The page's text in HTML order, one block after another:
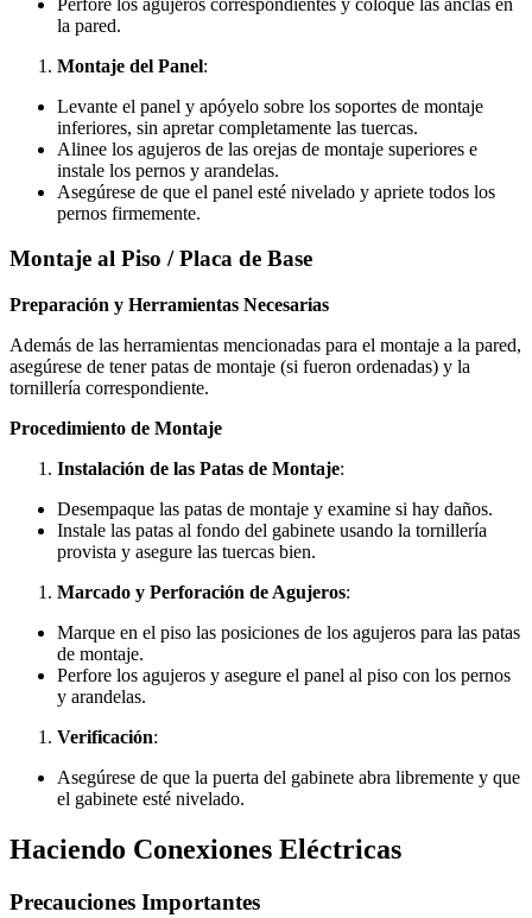
la pared.
Montaje del Panel:
Levante el panel y apóyelo sobre los soportes de montaje
inferiores, sin apretar completamente las tuercas.
Alinee los agujeros de las orejas de montaje superiores e
instale los pernos y arandelas.
Asegúrese de que el panel esté nivelado y apriete todos los
pernos firmemente.
Montaje al Piso / Placa de Base
Preparación y Herramientas Necesarias
Además de las herramientas mencionadas para el montaje a la pared,
asegúrese de tener patas de montaje (si fueron ordenadas) y la
tornillería correspondiente.
Procedimiento de Montaje
Instalación de las Patas de Montaje:
Desempaque las patas de montaje y examine si hay daños.
Instale las patas al fondo del gabinete usando la tornillería
provista y asegure las tuercas bien.
Marcado y Perforación de Agujeros:
Marque en el piso las posiciones de los agujeros para las patas
de montaje.
Perfore los agujeros y asegure el panel al piso con los pernos
y arandelas.
Verificación:
Asegúrese de que la puerta del gabinete abra libremente y que
el gabinete esté nivelado.
Haciendo Conexiones Eléctricas
Precauciones Importantes